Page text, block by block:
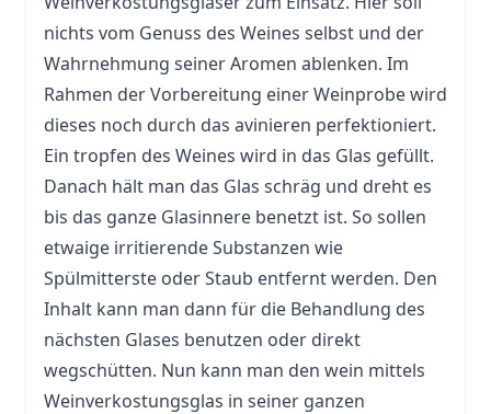
nichts vom Genuss des Weines selbst und der
Wahrnehmung seiner Aromen ablenken. Im
Rahmen der Vorbereitung einer Weinprobe wird
dieses noch durch das avinieren perfektioniert.
Ein tropfen des Weines wird in das Glas gefüllt.
Danach hält man das Glas schräg und dreht es
bis das ganze Glasinnere benetzt ist. So sollen
etwaige irritierende Substanzen wie
Spülmitterste oder Staub entfernt werden. Den
Inhalt kann man dann für die Behandlung des
nächsten Glases benutzen oder direkt
wegschütten. Nun kann man den wein mittels
Weinverkostungsglas in seiner ganzen